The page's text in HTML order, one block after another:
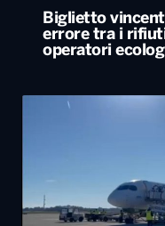
Biglietto
errore tra i
operatori